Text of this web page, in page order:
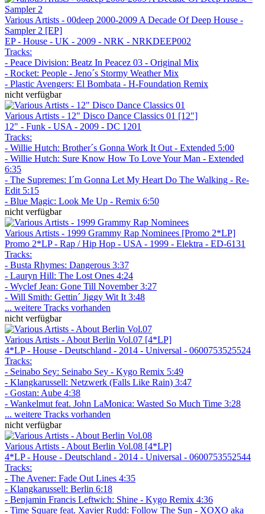
Various Artists - 00deep 2000-2009 A Decade Of Deep House -
Sampler 2 [EP]
EP - House - UK - 2009 - NRK - NRKDEEP002
Tracks:
- Peace Division: Beatz In Peacez 03 - Original Mix
- Rocket: People - Jeno´s Stormy Weather Mix
- Plastic Avengers: El Bombata - H-Foundation Remix
nicht verfügbar
Various Artists - 12" Disco Dance Classics 01 [12"]
12" - Funk - USA - 2009 - DC 1201
Tracks:
- Willie Hutch: Brother´s Gonna Work It Out - Extended 5:00
- Willie Hutch: Sure Know How To Love Your Man - Extended
6:35
- The Supremes: I´m Gonna Let My Heart Do The Walking - Re-
Edit 5:15
- Blue Magic: Look Me Up - Remix 6:50
nicht verfügbar
Various Artists - 1999 Grammy Rap Nominees [Promo 2*LP]
Promo 2*LP - Rap / Hip Hop - USA - 1999 - Elektra - ED-6131
Tracks:
- Busta Rhymes: Dangerous 3:37
- Lauryn Hill: The Lost Ones 4:24
- Wyclef Jean: Gone Till November 3:27
- Will Smith: Gettin´ Jiggy Wit It 3:48
... weitere Tracks vorhanden
nicht verfügbar
Various Artists - About Berlin Vol.07 [4*LP]
4*LP - House - Deutschland - 2014 - Universal - 0600753525524
Tracks:
- Seinabo Sey: Seinabo Sey - Kygo Remix 5:49
- Klangkarussell: Netzwerk (Falls Like Rain) 3:47
- Gostan: Aube 4:38
- Wankelmut feat. John LaMonica: Wasted So Much Time 3:28
... weitere Tracks vorhanden
nicht verfügbar
Various Artists - About Berlin Vol.08 [4*LP]
4*LP - House - Deutschland - 2014 - Universal - 0600753552544
Tracks:
- The Avener: Fade Out Lines 4:35
- Klangkarussell: Berlin 6:18
- Benjamin Francis Leftwich: Shine - Kygo Remix 4:36
- Time Square feat. Xavier Rudd: Follow The Sun - XOXO aka